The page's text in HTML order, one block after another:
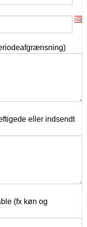
eller indsendt
(fx køn og